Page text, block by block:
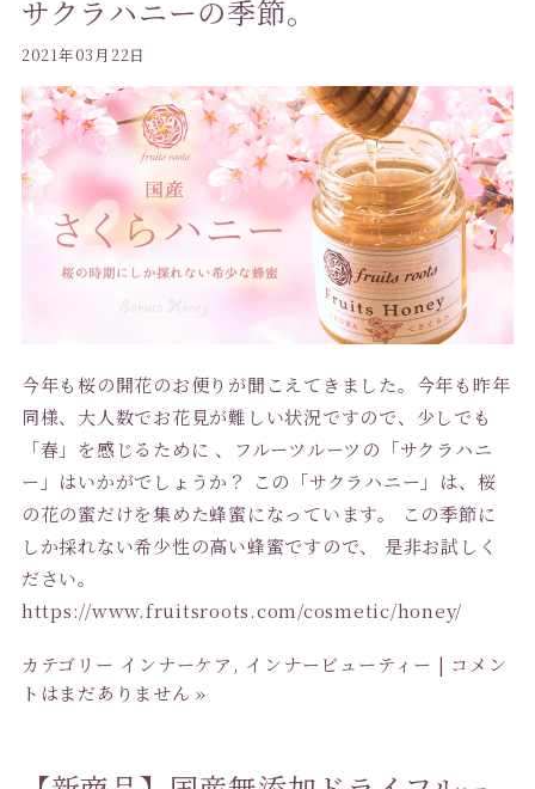
サクラハニーの季節。
2021年03月22日
今年も桜の開花のお便りが聞こえてきました。今年も昨年
同様、大人数でお花見が難しい状況ですので、少しでも
「春」を感じるために 、フルーツルーツの「サクラハニ
ー」はいかがでしょうか？ この「サクラハニー」は、桜
の花の蜜だけを集めた蜂蜜になっています。 この季節に
しか採れない希少性の高い蜂蜜ですので、 是非お試しく
ださい。
https://www.fruitsroots.com/cosmetic/honey/
カテゴリー インナーケア, インナービューティー | コメン
トはまだありません »